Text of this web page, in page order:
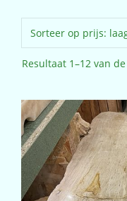
Resultaat 1–12 van